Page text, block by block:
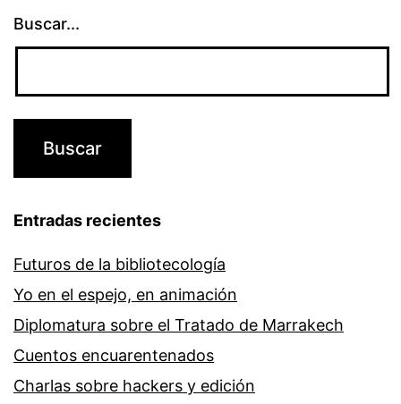
Buscar...
Entradas recientes
Futuros de la bibliotecología
Yo en el espejo, en animación
Diplomatura sobre el Tratado de Marrakech
Cuentos encuarentenados
Charlas sobre hackers y edición